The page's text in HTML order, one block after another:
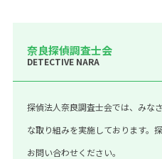
奈良探偵調査士会
DETECTIVE NARA
探偵法人奈良調査士会では、みな
な取り組みを実施しております。
お問い合わせください。